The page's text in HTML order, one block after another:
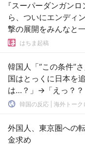
『スーパーダンガン
ら、ついにエンディ
撃の展開をみんなと
はちま起稿
韓国人「”この条件”
国はとっくに日本を
は…？」→「えっ？？
反応韓国の反応 | 海外トーク
外国人、東京圏への
金求め